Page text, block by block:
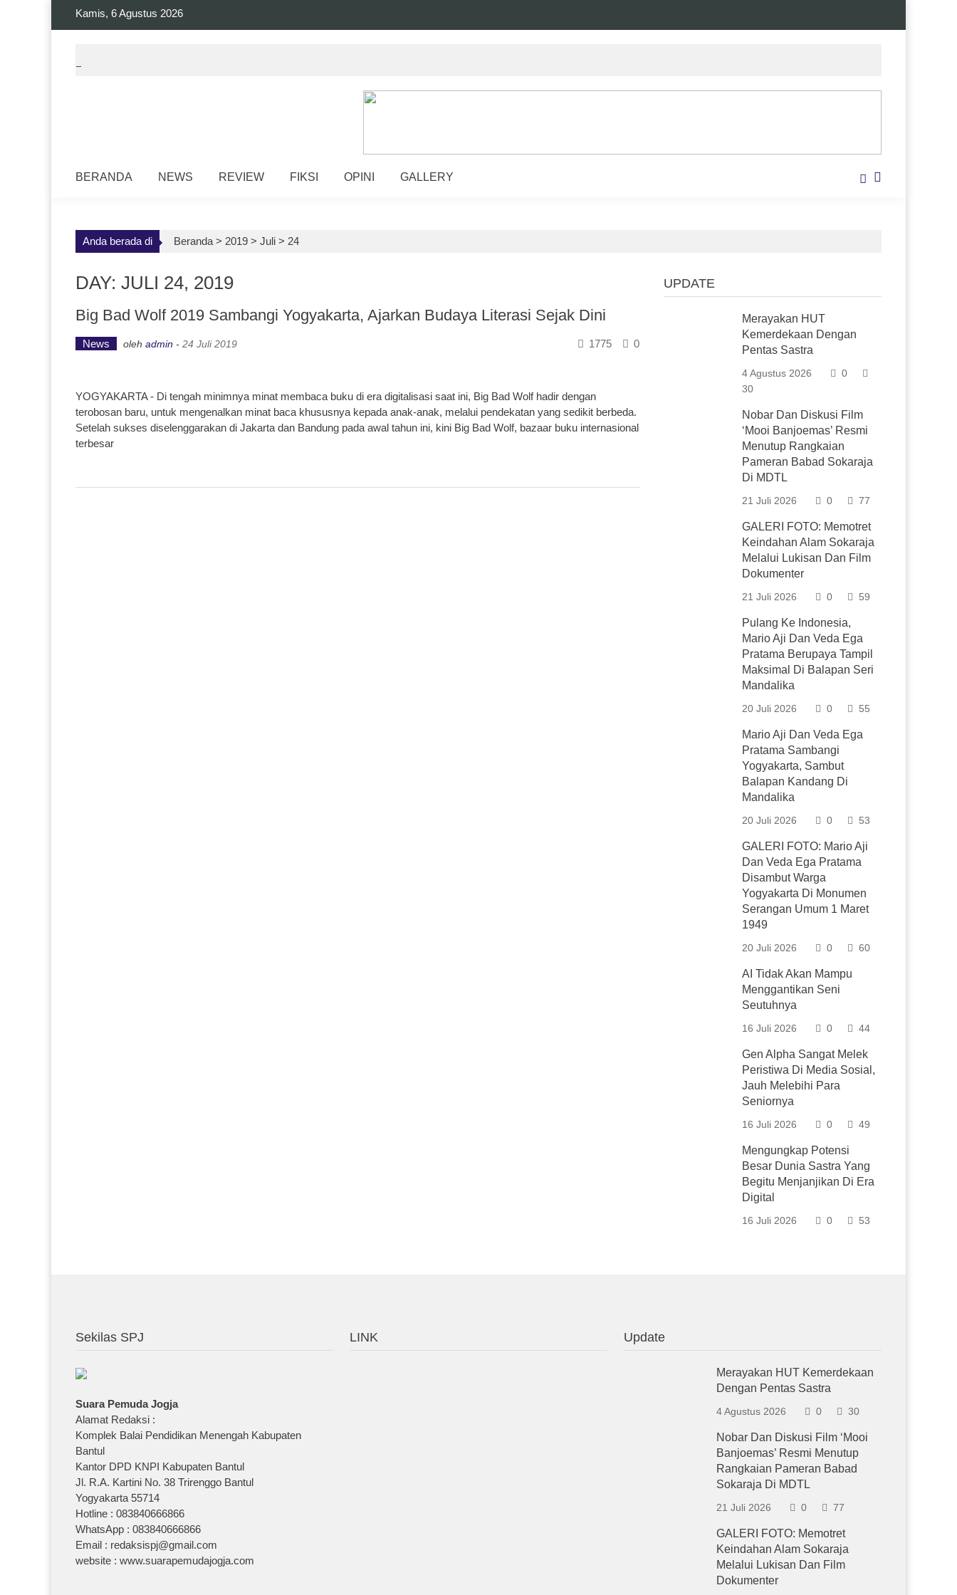
Kamis, 6 Agustus 2026
BERANDA NEWS REVIEW FIKSI OPINI GALLERY
Anda berada di Beranda > 2019 > Juli > 24
DAY: JULI 24, 2019
Big Bad Wolf 2019 Sambangi Yogyakarta, Ajarkan Budaya Literasi Sejak Dini
News oleh admin - 24 Juli 2019 0
1775
YOGYAKARTA - Di tengah minimnya minat membaca buku di era digitalisasi saat ini, Big Bad Wolf hadir dengan
terobosan baru, untuk mengenalkan minat baca khususnya kepada anak-anak, melalui pendekatan yang sedikit berbeda.
Setelah sukses diselenggarakan di Jakarta dan Bandung pada awal tahun ini, kini Big Bad Wolf, bazaar buku internasional
terbesar
UPDATE
Merayakan HUT
Kemerdekaan Dengan
Pentas Sastra
4 Agustus 2026
0
30
Nobar Dan Diskusi Film
‘Mooi Banjoemas’ Resmi
Menutup Rangkaian
Pameran Babad Sokaraja
Di MDTL
21 Juli 2026 0 77
GALERI FOTO: Memotret
Keindahan Alam Sokaraja
Melalui Lukisan Dan Film
Dokumenter
21 Juli 2026 0 59
Pulang Ke Indonesia,
Mario Aji Dan Veda Ega
Pratama Berupaya Tampil
Maksimal Di Balapan Seri
Mandalika
20 Juli 2026 0 55
Mario Aji Dan Veda Ega
Pratama Sambangi
Yogyakarta, Sambut
Balapan Kandang Di
Mandalika
20 Juli 2026 0 53
GALERI FOTO: Mario Aji
Dan Veda Ega Pratama
Disambut Warga
Yogyakarta Di Monumen
Serangan Umum 1 Maret
1949
20 Juli 2026 0 60
AI Tidak Akan Mampu
Menggantikan Seni
Seutuhnya
16 Juli 2026 0 44
Gen Alpha Sangat Melek
Peristiwa Di Media Sosial,
Jauh Melebihi Para
Seniornya
16 Juli 2026 0 49
Mengungkap Potensi
Besar Dunia Sastra Yang
Begitu Menjanjikan Di Era
Digital
16 Juli 2026 0 53
Sekilas SPJ
Suara Pemuda Jogja
Alamat Redaksi :
Komplek Balai Pendidikan Menengah Kabupaten
Bantul
Kantor DPD KNPI Kabupaten Bantul
Jl. R.A. Kartini No. 38 Trirenggo Bantul
Yogyakarta 55714
Hotline : 083840666866
WhatsApp : 083840666866
Email : redaksispj@gmail.com
website : www.suarapemudajogja.com
LINK Update
Merayakan HUT Kemerdekaan
Dengan Pentas Sastra
4 Agustus 2026 0 30
Nobar Dan Diskusi Film ‘Mooi
Banjoemas’ Resmi Menutup
Rangkaian Pameran Babad
Sokaraja Di MDTL
21 Juli 2026 0 77
GALERI FOTO: Memotret
Keindahan Alam Sokaraja
Melalui Lukisan Dan Film
Dokumenter